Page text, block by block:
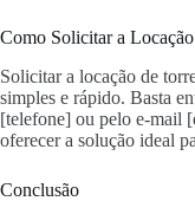
Como Solicitar a
Solicitar a locação de
simples e rápido. Basta
[telefone] ou pelo e-mail
oferecer a solução ideal
Conclusão